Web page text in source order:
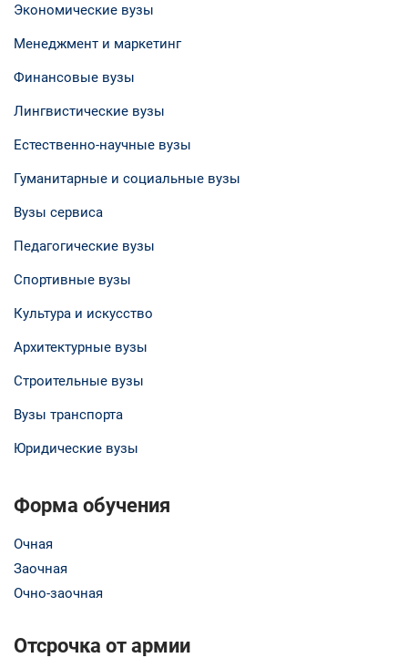
Экономические вузы
Менеджмент и маркетинг
Финансовые вузы
Лингвистические вузы
Естественно-научные вузы
Гуманитарные и социальные вузы
Вузы сервиса
Педагогические вузы
Спортивные вузы
Культура и искусство
Архитектурные вузы
Строительные вузы
Вузы транспорта
Юридические вузы
Форма обучения
Очная
Заочная
Очно-заочная
Отсрочка от армии